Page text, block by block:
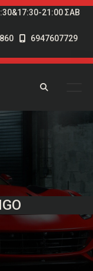
21:00 ΣΑΒ
6947607729